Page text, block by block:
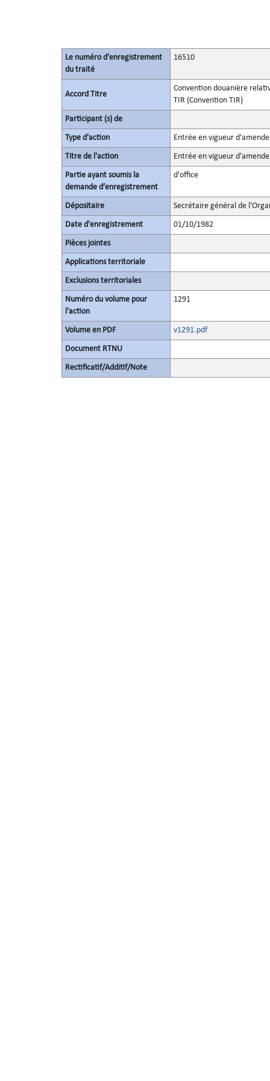
Le numéro d'enregistrement
du traité
16510
Accord Titre
Convention douanière
TIR (Convention TIR)
Participant (s) de
Type d'action Entrée en vigueur
Titre de l'action Entrée en vigueur
Partie ayant soumis la
demande d’enregistrement
d'office
Dépositaire Secrétaire général de
Date d'enregistrement 01/10/1982
Pièces jointes
Applications territoriale
Exclusions territoriales
Numéro du volume pour
l'action
1291
Volume en PDF v1291.pdf
Document RTNU
Rectificatif/Additif/Note